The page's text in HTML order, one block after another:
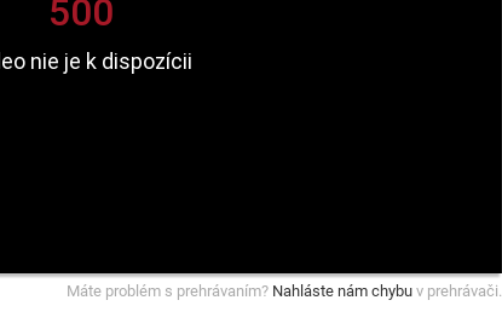
Máte problém s prehrávaním? Nahláste nám chybu v prehrávači.